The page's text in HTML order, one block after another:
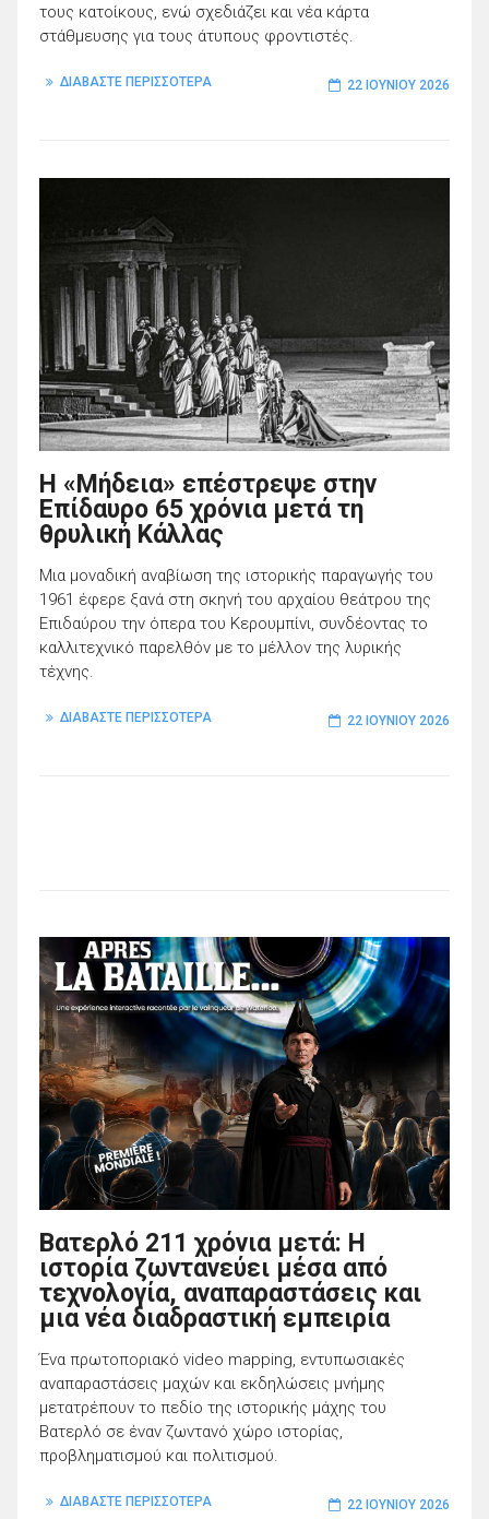
τους κατοίκους, ενώ σχεδιάζει και νέα κάρτα
στάθμευσης για τους άτυπους φροντιστές.
ΔΙΑΒΑΣΤΕ ΠΕΡΙΣΣΟΤΕΡΑ 22 ΙΟΥΝΊΟΥ 2026
Η «Μήδεια» επέστρεψε στην
Επίδαυρο 65 χρόνια μετά τη
θρυλική Κάλλας
Μια μοναδική αναβίωση της ιστορικής παραγωγής του
1961 έφερε ξανά στη σκηνή του αρχαίου θεάτρου της
Επιδαύρου την όπερα του Κερουμπίνι, συνδέοντας το
καλλιτεχνικό παρελθόν με το μέλλον της λυρικής
τέχνης.
ΔΙΑΒΑΣΤΕ ΠΕΡΙΣΣΟΤΕΡΑ 22 ΙΟΥΝΊΟΥ 2026
Βατερλό 211 χρόνια μετά: Η
ιστορία ζωντανεύει μέσα από
τεχνολογία, αναπαραστάσεις και
μια νέα διαδραστική εμπειρία
Ένα πρωτοποριακό video mapping, εντυπωσιακές
αναπαραστάσεις μαχών και εκδηλώσεις μνήμης
μετατρέπουν το πεδίο της ιστορικής μάχης του
Βατερλό σε έναν ζωντανό χώρο ιστορίας,
προβληματισμού και πολιτισμού.
ΔΙΑΒΑΣΤΕ ΠΕΡΙΣΣΟΤΕΡΑ 22 ΙΟΥΝΊΟΥ 2026